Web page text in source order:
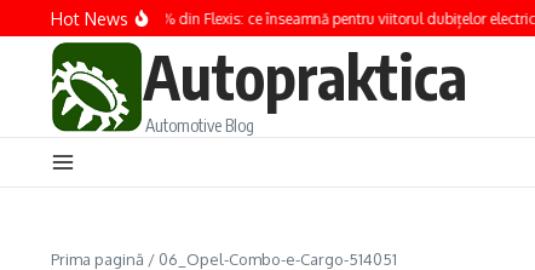
Sari la conținut
Hot News
Renault preia 100% din Flexis: ce înseamnă pentru viitorul dubițelor electrice
Autopraktica
Automotive Blog
Prima pagină / 06_Opel-Combo-e-Cargo-514051